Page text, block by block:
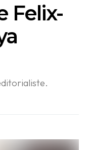
Felix-